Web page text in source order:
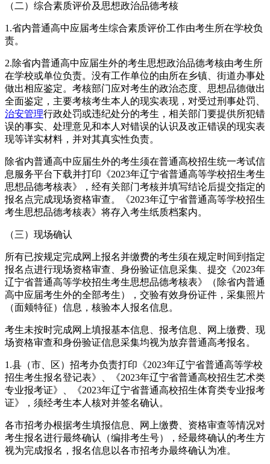
（二）综合素质评价及思想政治品德考核
1.省内普通高中应届考生综合素质评价工作由考生所在学校负
责。
2.除省内普通高中应届生外的考生思想政治品德考核由考生所
在学校或单位负责。没有工作单位的由所在乡镇、街道办事处
做出相应鉴定。考核部门应对考生的政治态度、思想品德做出
全面鉴定，主要考核考生本人的现实表现，对受过刑事处罚、
治安管理行政处罚或违纪处分的考生，相关部门要提供所犯错
误的事实、处理意见和本人对错误的认识及改正错误的现实表
现等详实材料，并对其真实性负责。
除省内普通高中应届生外的考生须在普通高校招生统一考试信
息服务平台下载并打印《2023年辽宁省普通高等学校招生考生
思想品德考核表》，经有关部门考核并填写结论后提交指定的
报名点完成现场资格审查。《2023年辽宁省普通高等学校招生
考生思想品德考核表》将存入考生纸质档案内。
（三）现场确认
所有已按规定完成网上报名并缴费的考生须在规定时间到指定
报名点进行现场资格审查、身份验证信息采集、提交《2023年
辽宁省普通高等学校招生考生思想品德考核表》（除省内普通
高中应届考生外的全部考生），交验有效身份证件，采集照片
（面颊特征）信息，核验本人报名信息。
考生未按时完成网上填报基本信息、报考信息、网上缴费、现
场资格审查和身份验证信息采集均视为放弃普通高考报名。
1.县（市、区）招考办负责打印《2023年辽宁省普通高等学校
招生考生报名登记表》、《2023年辽宁省普通高校招生艺术类
专业报考证》、《2023年辽宁省普通高校招生体育类专业报考
证》，须经考生本人核对并签名确认。
各市招考办根据考生填报信息、网上缴费、资格审查等情况对
考生报名进行最终确认（编排考生号），经最终确认的考生方
视为完成报名，报名信息以各市招考办最终确认为准。